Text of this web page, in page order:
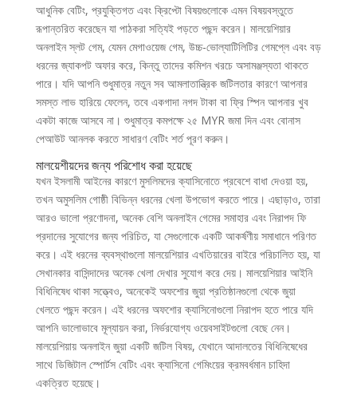
আধুনিক বেটিং, প্রযুক্তিগত এবং ক্রিপ্টো বিষয়গুলোকে এমন বিষয়বস্তুতে
রূপান্তরিত করেছেন যা পাঠকরা সত্যিই পড়তে পছন্দ করেন। মালয়েশিয়ার
অনলাইন স্লট গেম, যেমন মেগাওয়েজ গেম, উচ্চ-ভোল্যাটিলিটির গেমপ্লে এবং বড়
ধরনের জ্যাকপট অফার করে, কিন্তু তাদের কমিশন খরচে অসামঞ্জস্যতা থাকতে
পারে। যদি আপনি শুধুমাত্র নতুন সব আমলাতান্ত্রিক জটিলতার কারণে আপনার
সমস্ত লাভ হারিয়ে ফেলেন, তবে একগাদা নগদ টাকা বা ফ্রি স্পিন আপনার খুব
একটা কাজে আসবে না। শুধুমাত্র কমপক্ষে ২৫ MYR জমা দিন এবং বোনাস
পেআউট আনলক করতে সাধারণ বেটিং শর্ত পূরণ করুন।
মালয়েশীয়দের জন্য পরিশোধ করা হয়েছে
যখন ইসলামী আইনের কারণে মুসলিমদের ক্যাসিনোতে প্রবেশে বাধা দেওয়া হয়,
তখন অমুসলিম গোষ্ঠী বিভিন্ন ধরনের খেলা উপভোগ করতে পারে। এছাড়াও, তারা
আরও ভালো প্রণোদনা, অনেক বেশি অনলাইন গেমের সমাহার এবং নিরাপদ ফি
প্রদানের সুযোগের জন্য পরিচিত, যা সেগুলোকে একটি আকর্ষণীয় সমাধানে পরিণত
করে। এই ধরনের ব্যবস্থাগুলো মালয়েশিয়ার এখতিয়ারের বাইরে পরিচালিত হয়, যা
সেখানকার বাসিন্দাদের অনেক খেলা দেখার সুযোগ করে দেয়। মালয়েশিয়ার আইনি
বিধিনিষেধ থাকা সত্ত্বেও, অনেকেই অফশোর জুয়া প্রতিষ্ঠানগুলো থেকে জুয়া
খেলতে পছন্দ করেন। এই ধরনের অফশোর ক্যাসিনোগুলো নিরাপদ হতে পারে যদি
আপনি ভালোভাবে মূল্যায়ন করা, নির্ভরযোগ্য ওয়েবসাইটগুলো বেছে নেন।
মালয়েশিয়ায় অনলাইন জুয়া একটি জটিল বিষয়, যেখানে আদালতের বিধিনিষেধের
সাথে ডিজিটাল স্পোর্টস বেটিং এবং ক্যাসিনো গেমিংয়ের ক্রমবর্ধমান চাহিদা
একত্রিত হয়েছে।